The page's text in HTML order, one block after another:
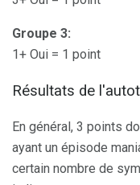
Groupe 3:
1+ Oui = 1 point
Résultats de
En général, 3 points
ayant un épisode
certain nombre de